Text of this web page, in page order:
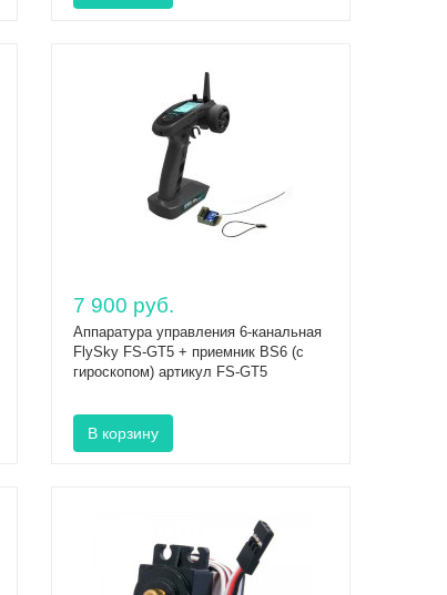
7 900 руб.
Аппаратура управления 6-канальная
FlySky FS-GT5 + приемник BS6 (с
гироскопом) артикул FS-GT5